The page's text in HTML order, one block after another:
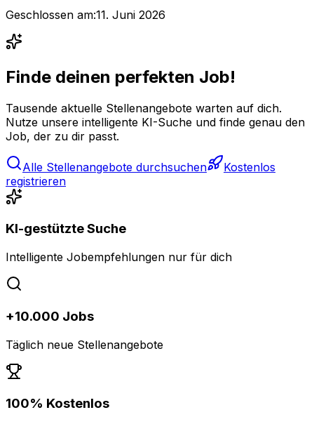
Geschlossen am:11. Juni 2026
Finde deinen perfekten Job!
Tausende aktuelle Stellenangebote warten auf dich.
Nutze unsere intelligente KI-Suche und finde genau den
Job, der zu dir passt.
Alle Stellenangebote durchsuchen
Kostenlos
registrieren
KI-gestützte Suche
Intelligente Jobempfehlungen nur für dich
+10.000 Jobs
Täglich neue Stellenangebote
100% Kostenlos